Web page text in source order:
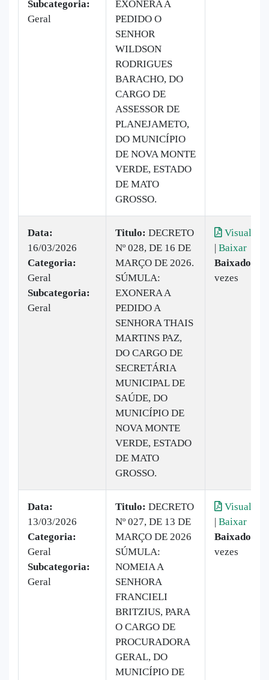
Subcategoria:
Geral
EXONERA A
PEDIDO O
SENHOR
WILDSON
RODRIGUES
BARACHO, DO
CARGO DE
ASSESSOR DE
PLANEJAMETO,
DO MUNICÍPIO
DE NOVA MONTE
VERDE, ESTADO
DE MATO
GROSSO.
Data:
16/03/2026
Categoria:
Geral
Subcategoria:
Geral
Titulo: DECRETO
Nº 028, DE 16 DE
MARÇO DE 2026.
SÚMULA:
EXONERA A
PEDIDO A
SENHORA THAIS
MARTINS PAZ,
DO CARGO DE
SECRETÁRIA
MUNICIPAL DE
SAÚDE, DO
MUNICÍPIO DE
NOVA MONTE
VERDE, ESTADO
DE MATO
GROSSO.
Visualizar
| Baixar
Baixado:
vezes
Data:
13/03/2026
Categoria:
Geral
Subcategoria:
Geral
Titulo: DECRETO
Nº 027, DE 13 DE
MARÇO DE 2026
SÚMULA:
NOMEIA A
SENHORA
FRANCIELI
BRITZIUS, PARA
O CARGO DE
PROCURADORA
GERAL, DO
MUNICÍPIO DE
Visualizar
| Baixar
Baixado:
vezes